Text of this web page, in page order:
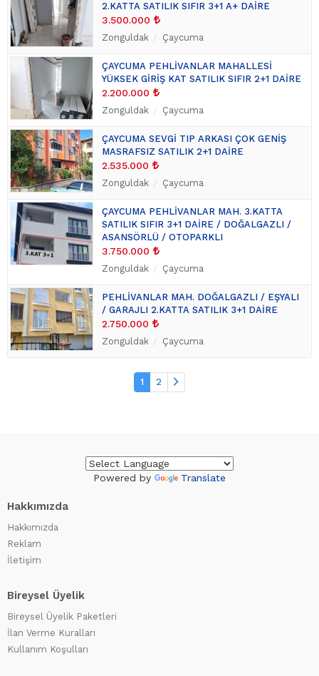
2.KATTA SATILIK SIFIR 3+1 A+ DAİRE
3.500.000
Zonguldak Çaycuma
ÇAYCUMA PEHLİVANLAR MAHALLESİ
YÜKSEK GİRİŞ KAT SATILIK SIFIR 2+1 DAİRE
2.200.000
Zonguldak Çaycuma
ÇAYCUMA SEVGİ TIP ARKASI ÇOK GENİŞ
MASRAFSIZ SATILIK 2+1 DAİRE
2.535.000
Zonguldak Çaycuma
ÇAYCUMA PEHLİVANLAR MAH. 3.KATTA
SATILIK SIFIR 3+1 DAİRE / DOĞALGAZLI /
ASANSÖRLÜ / OTOPARKLI
3.750.000
Zonguldak Çaycuma
PEHLİVANLAR MAH. DOĞALGAZLI / EŞYALI
/ GARAJLI 2.KATTA SATILIK 3+1 DAİRE
2.750.000
Zonguldak Çaycuma
1 2
Powered by Translate
Hakkımızda
Hakkımızda
Reklam
İletişim
Bireysel Üyelik
Bireysel Üyelik Paketleri
İlan Verme Kuralları
Kullanım Koşulları